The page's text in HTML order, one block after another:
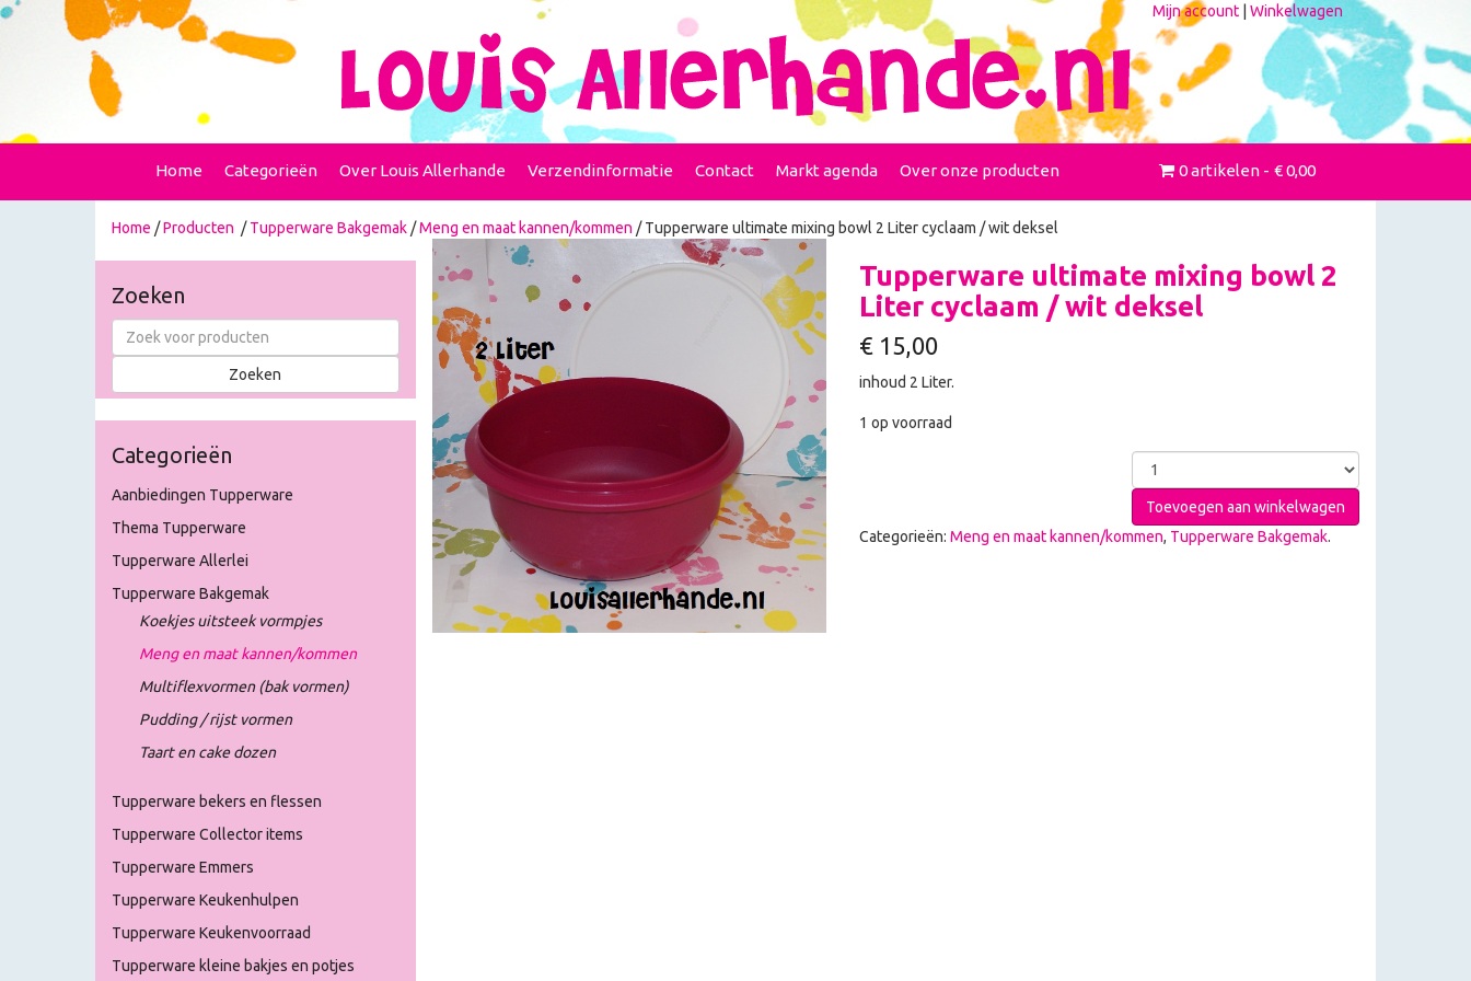
Mijn account Winkelwagen
Home Categorieën Over Louis Allerhande Verzendinformatie Contact Markt agenda Over onze producten 0 artikelen € 0,00
Home /Producten /Tupperware Bakgemak /Meng en maat kannen/kommen / Tupperware ultimate mixing bowl 2 Liter cyclaam / wit deksel
Zoeken
Categorieën
Aanbiedingen Tupperware
Thema Tupperware
Tupperware Allerlei
Tupperware Bakgemak
Koekjes uitsteek vormpjes
Meng en maat kannen/kommen
Multiflexvormen (bak vormen)
Pudding / rijst vormen
Taart en cake dozen
Tupperware bekers en flessen
Tupperware Collector items
Tupperware Emmers
Tupperware Keukenhulpen
Tupperware Keukenvoorraad
Tupperware kleine bakjes en potjes
Tupperware ultimate mixing bowl 2
Liter cyclaam / wit deksel
€15,00
inhoud 2 Liter.
1 op voorraad
Toevoegen aan winkelwagen
Categorieën: Meng en maat kannen/kommen, Tupperware Bakgemak.